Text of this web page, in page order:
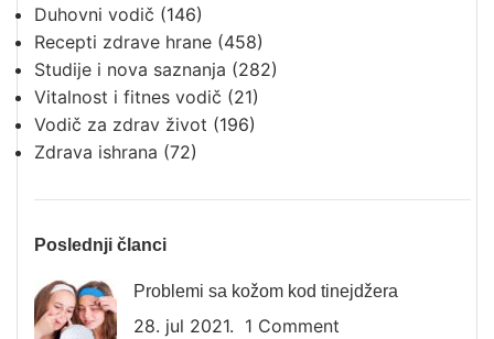
Duhovni vodič (146)
Recepti zdrave hrane (458)
Studije i nova saznanja (282)
Vitalnost i fitnes vodič (21)
Vodič za zdrav život (196)
Zdrava ishrana (72)
Poslednji članci
Problemi sa kožom kod tinejdžera
28. jul 2021. 1 Comment